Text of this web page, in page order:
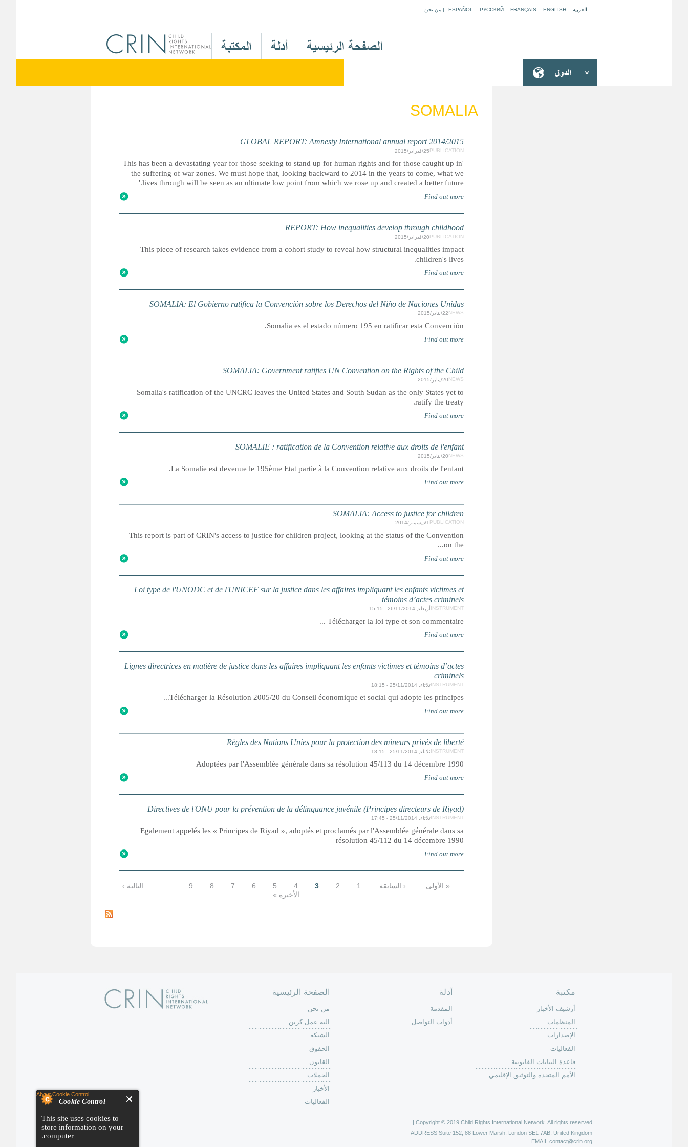
Cookie Control
This site uses cookies to
store information on your
computer.
About Cookie Control
العربية ENGLISH
FRANÇAIS
РУССКИЙ
ESPAÑOL
| من نحن
M
SOMALIA
GLOBAL REPORT: Amnesty International annual report 2014/2015
25/فبراير/2015PUBLICATION
'This has been a devastating year for those seeking to stand up for human rights and for those caught up in
the suffering of war zones. We must hope that, looking backward to 2014 in the years to come, what we
lives through will be seen as an ultimate low point from which we rose up and created a better future.'
Find out more
REPORT: How inequalities develop through childhood
20/فبراير/2015PUBLICATION
This piece of research takes evidence from a cohort study to reveal how structural inequalities impact
children's lives.
Find out more
SOMALIA: El Gobierno ratifica la Convención sobre los Derechos del Niño de Naciones Unidas
22/يناير/2015NEWS
Somalia es el estado número 195 en ratificar esta Convención.
Find out more
SOMALIA: Government ratifies UN Convention on the Rights of the Child
20/يناير/2015NEWS
Somalia's ratification of the UNCRC leaves the United States and South Sudan as the only States yet to
ratify the treaty.
Find out more
SOMALIE : ratification de la Convention relative aux droits de l'enfant
20/يناير/2015NEWS
La Somalie est devenue le 195ème Etat partie à la Convention relative aux droits de l'enfant.
Find out more
SOMALIA: Access to justice for children
1/ديسمبر/2014 PUBLICATION
This report is part of CRIN's access to justice for children project, looking at the status of the Convention
on the...
Find out more
Loi type de l'UNODC et de l'UNICEF sur la justice dans les affaires impliquant les enfants victimes et
témoins d’actes criminels
أربعاء, 26/11/2014 - 15:15 INSTRUMENT
Télécharger la loi type et son commentaire ...
Find out more
Lignes directrices en matière de justice dans les affaires impliquant les enfants victimes et témoins d’actes
criminels
ثلاثاء, 25/11/2014 - 18:15INSTRUMENT
Télécharger la Résolution 2005/20 du Conseil économique et social qui adopte les principes...
Find out more
Règles des Nations Unies pour la protection des mineurs privés de liberté
ثلاثاء, 25/11/2014 - 18:15INSTRUMENT
Adoptées par l'Assemblée générale dans sa résolution 45/113 du 14 décembre 1990
Find out more
Directives de l'ONU pour la prévention de la délinquance juvénile (Principes directeurs de Riyad)
ثلاثاء, 25/11/2014 - 17:45INSTRUMENT
Egalement appelés les « Principes de Riyad », adoptés et proclamés par l'Assemblée générale dans sa
résolution 45/112 du 14 décembre 1990
Find out more
« الأولى ‹ السابقة 1
2
3
4
5
6
7
8
9
التالية ›
الأخيرة »
الصفحة الرئيسية
من نحن
الية عمل كرين
الشبكة
الحقوق
القانون
الحملات
الأخبار
الفعاليات
أدلة
المقدمة
أدوات التواصل
مكتبة
أرشيف الأخبار
المنظمات
الإصدارات
الفعاليات
قاعدة البيانات القانونية
الأمم المتحدة والتوثيق الإقليمي
Copyright © 2019 Child Rights International Network. All rights reserved |
ADDRESS Suite 152, 88 Lower Marsh, London SE1 7AB, United Kingdom
EMAIL contact@crin.org